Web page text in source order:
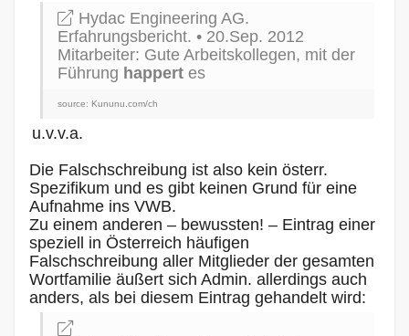
Hydac Engineering AG.
Erfahrungsbericht. • 20.Sep. 2012
Mitarbeiter: Gute Arbeitskollegen, mit der
Führung happert es
source: Kununu.com/ch
u.v.v.a.
Die Falschschreibung ist also kein österr.
Spezifikum und es gibt keinen Grund für eine
Aufnahme ins VWB.
Zu einem anderen – bewussten! – Eintrag einer
speziell in Österreich häufigen
Falschschreibung aller Mitglieder der gesamten
Wortfamilie äußert sich Admin. allerdings auch
anders, als bei diesem Eintrag gehandelt wird: